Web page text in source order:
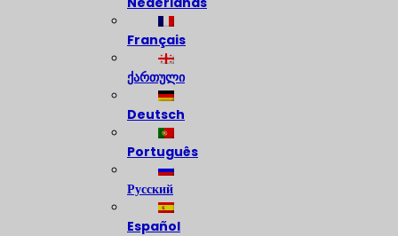
Français
ქართული
Deutsch
Português
Русский
Español